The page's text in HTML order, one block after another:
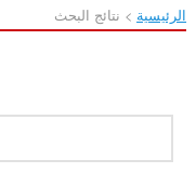
الرئيسية نتائج البحث